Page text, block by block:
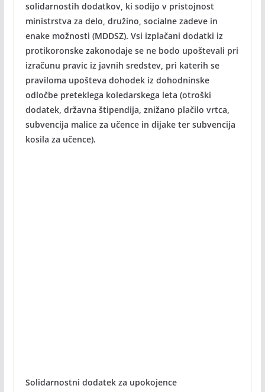
solidarnostih dodatkov, ki sodijo v pristojnost
ministrstva za delo, družino, socialne zadeve in
enake možnosti (MDDSZ). Vsi izplačani dodatki iz
protikoronske zakonodaje se ne bodo upoštevali pri
izračunu pravic iz javnih sredstev, pri katerih se
praviloma upošteva dohodek iz dohodninske
odločbe preteklega koledarskega leta (otroški
dodatek, državna štipendija, znižano plačilo vrtca,
subvencija malice za učence in dijake ter subvencija
kosila za učence).
Solidarnostni dodatek za upokojence